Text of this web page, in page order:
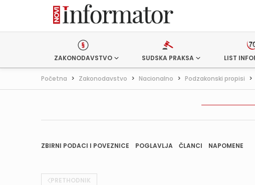
ZAKONODAVSTVO SUDSKA PRAKSA LIST
Početna > Zakonodavstvo > Nacionalno > Podzakonski propisi >
ZBIRNI PODACI I POVEZNICE POGLAVLJA ČLANCI NAPOMENE
PRETHODNIK